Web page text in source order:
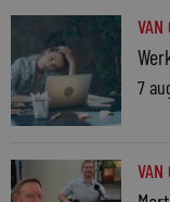
VAN
7
VAN